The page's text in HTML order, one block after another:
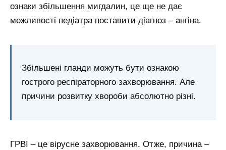
ознаки збільшення мигдалин, це ще не дає
можливості педіатра поставити діагноз – ангіна.
Збільшені гланди можуть бути ознакою
гострого респіраторного захворювання. Але
причини розвитку хвороби абсолютно різні.
ГРВІ – це вірусне захворювання. Отже, причина –